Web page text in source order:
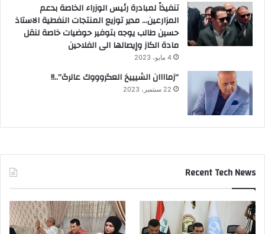
تنفيذاً لمبادرة رئيس الوزراء الخاصة بدعم
المزارعين… مدير توزيع المنتجات النفطية الاستاذ
حسين طالب يوجه بتوفير حوضيات خاصة لنقل
مادة الكاز وإيصالها الى الفلاحين
4 مايو، 2023
“زماااان الشيييخ العگروووك عالرگ”..!!
22 سبتمبر، 2023
Recent Tech News